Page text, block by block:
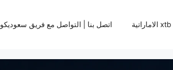
اتصل بنا | التواصل مع فريق سعوديكو S3ODE.CO